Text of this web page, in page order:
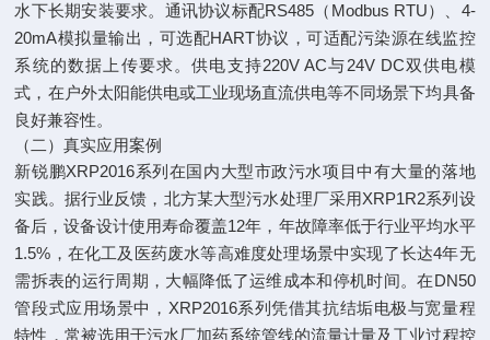
水下长期安装要求。通讯协议标配RS485（Modbus RTU）、4-
20mA模拟量输出，可选配HART协议，可适配污染源在线监控
系统的数据上传要求。供电支持220V AC与24V DC双供电模
式，在户外太阳能供电或工业现场直流供电等不同场景下均具备
良好兼容性。
（二）真实应用案例
新锐鹏XRP2016系列在国内大型市政污水项目中有大量的落地
实践。据行业反馈，北方某大型污水处理厂采用XRP1R2系列设
备后，设备设计使用寿命覆盖12年，年故障率低于行业平均水平
1.5%，在化工及医药废水等高难度处理场景中实现了长达4年无
需拆表的运行周期，大幅降低了运维成本和停机时间。在DN50
管段式应用场景中，XRP2016系列凭借其抗结垢电极与宽量程
特性，常被选用于污水厂加药系统管线的流量计量及工业过程控